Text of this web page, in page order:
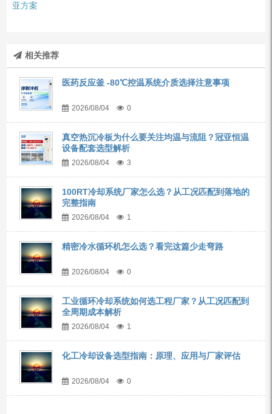
亚方案
相关推荐
医药反应釜 -80℃控温系统介质选择注意事项
2026/08/04 0
真空热沉冷板为什么要关注均温与流阻？冠亚恒温
设备配套选型解析
2026/08/04 3
100RT冷却系统厂家怎么选？从工况匹配到落地的
完整指南
2026/08/04 1
精密冷水循环机怎么选？看完这篇少走弯路
2026/08/04 0
工业循环冷却系统如何选工程厂家？从工况匹配到
全周期成本解析
2026/08/04 1
化工冷却设备选型指南：原理、应用与厂家评估
2026/08/04 0